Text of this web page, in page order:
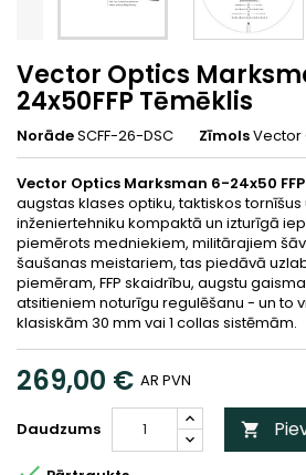
Vector Optics
24x50FFP Tēmēklis
NorādeSCFF-26-DSC ZīmolsVector
Vector Optics Marksman 6-24x50
augstas klases optiku, taktiskos tornīšus
inženiertehniku kompaktā un izturīgā
piemērots medniekiem, militārajiem
šaušanas meistariem, tas piedāvā
piemēram, FFP skaidrību, augstu
atsitieniem noturīgu regulēšanu - un to
klasiskām 30 mm vai 1 collas sistēmām.
269,00 € AR PVN
Daudzums 